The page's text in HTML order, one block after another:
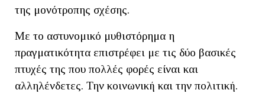
της μονότροπης σχέσης.
Με το αστυνομικό μυθιστόρημα η
πραγματικότητα επιστρέφει με τις δύο βασικές
πτυχές της που πολλές φορές είναι και
αλληλένδετες. Την κοινωνική και την πολιτική.